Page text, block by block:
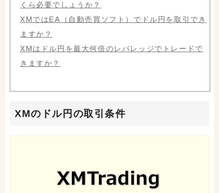
くら必要でしょうか？
XMではEA（自動売買ソフト）でドル円を取引でき
ますか？
XMはドル円を最大何倍のレバレッジでトレードで
きますか？
XMのドル円の取引条件